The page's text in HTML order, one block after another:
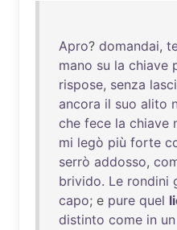
Apro? domandai,
mano su la chiave
rispose, senza
ancora il suo alito
che fece la chiave
mi legò più forte
serrò addosso,
brivido. Le rondini
capo; e pure quel
distinto come in un